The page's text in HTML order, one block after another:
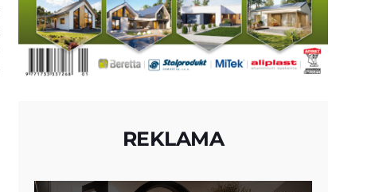
REKLAMA